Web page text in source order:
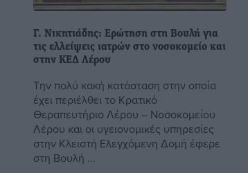
Γ. Νικητιάδης: Ερώτηση στη Βουλή για
τις ελλείψεις ιατρών στο νοσοκομείο και
στην ΚΕΔ Λέρου
Την πολύ κακή κατάσταση στην οποία
έχει περιέλθει το Κρατικό
Θεραπευτήριο Λέρου – Νοσοκομείου
Λέρου και οι υγειονομικές υπηρεσίες
στην Κλειστή Ελεγχόμενη Δομή έφερε
στη Βουλή ...